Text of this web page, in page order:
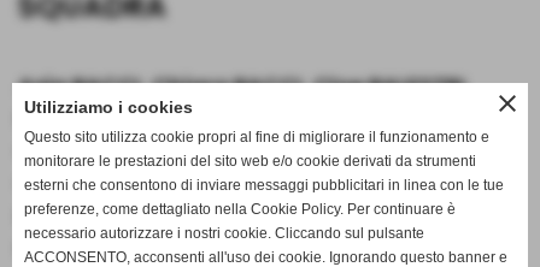
Asia BACCI,Chiara BACCI,Cloe BALESTRI,
Rebecca BELCORE
CANTINI,Maya CAMPEDRER,Giamila
COPPOLA,Margherita LIUT,Azzurra NOVI,
Debora PERGJONI,Aurora PINORI,Giorgia
PIZZI,Laura SCARPELLINI
close
Utilizziamo i cookies
Questo sito utilizza cookie propri al fine di migliorare il funzionamento e
monitorare le prestazioni del sito web e/o cookie derivati da strumenti
esterni che consentono di inviare messaggi pubblicitari in linea con le tue
preferenze, come dettagliato nella Cookie Policy. Per continuare è
necessario autorizzare i nostri cookie. Cliccando sul pulsante
ACCONSENTO, acconsenti all'uso dei cookie. Ignorando questo banner e